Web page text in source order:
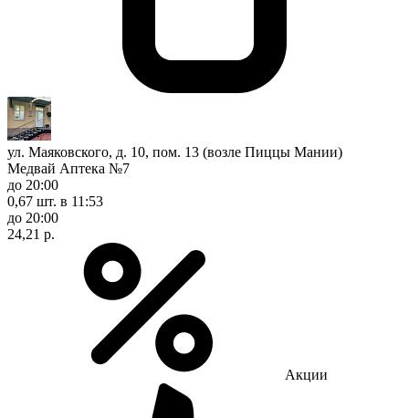
ул. Маяковского, д. 10, пом. 13 (возле Пиццы Мании)
Медвай Аптека №7
до 20:00
0,67 шт. в 11:53
до 20:00
24,21 р.
Акции